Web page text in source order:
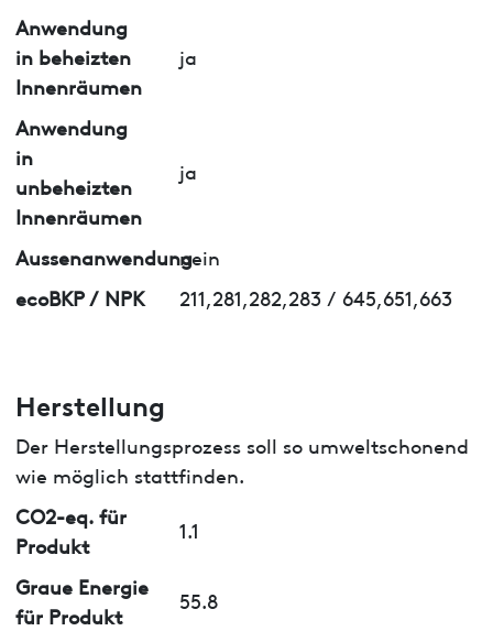
Anwendung
in beheizten
Innenräumen
ja
Anwendung
in
unbeheizten
Innenräumen
ja
Aussenanwendungnein
ecoBKP / NPK
211,281,282,283 / 645,651,663
Herstellung
Der Herstellungsprozess soll so umweltschonend
wie möglich stattfinden.
CO2-eq. für
Produkt
1.1
Graue Energie
für Produkt
55.8